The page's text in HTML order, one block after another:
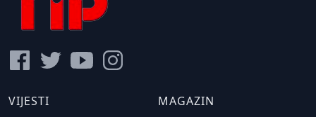
VIJESTI
MAGAZIN